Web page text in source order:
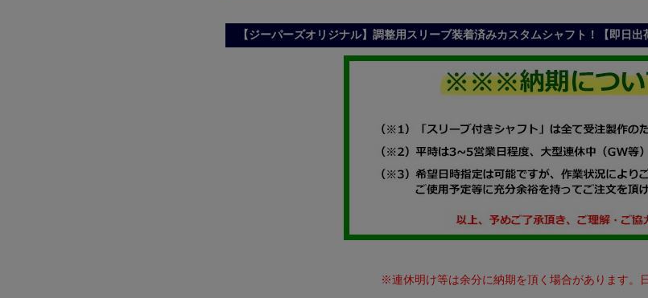
【ジーパーズオリジナル】調整用スリーブ装着済みカスタムシャフト！【即日出
※連休明け等は余分に納期を頂く場合があります。